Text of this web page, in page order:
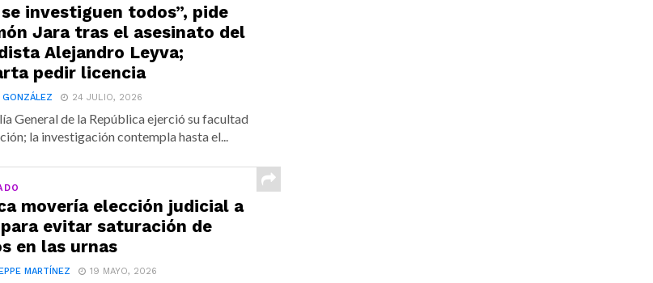
se investiguen todos”, pide
Jara tras el asesinato del
Alejandro Leyva;
pedir licencia
GONZÁLEZ 24 JULIO, 2026
General de la República ejerció su facultad
la investigación contempla hasta el...
movería elección judicial a
evitar saturación de
en las urnas
MARTÍNEZ 19 MAYO, 2026